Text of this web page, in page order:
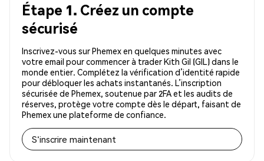
Étape 1. Créez un compte
sécurisé
Inscrivez-vous sur Phemex en quelques minutes avec
votre email pour commencer à trader Kith Gil (GIL) dans le
monde entier. Complétez la vérification d’identité rapide
pour débloquer les achats instantanés. L’inscription
sécurisée de Phemex, soutenue par 2FA et les audits de
réserves, protège votre compte dès le départ, faisant de
Phemex une plateforme de confiance.
S'inscrire maintenant